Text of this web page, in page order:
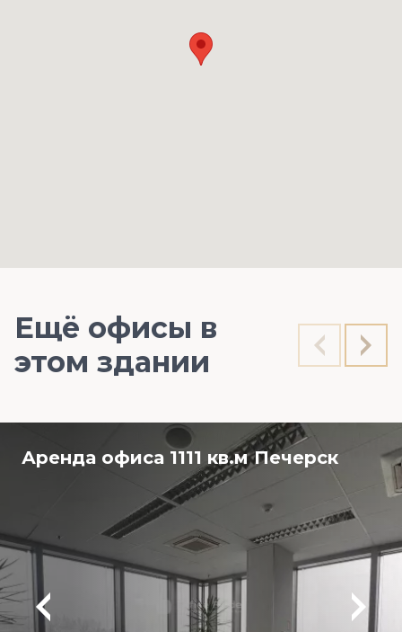
Ещё офисы в
этом здании
Аренда офиса 1111 кв.м Печерск